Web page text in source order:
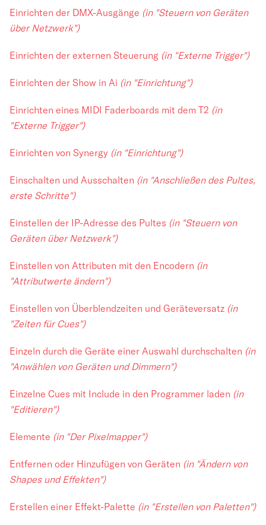
Einrichten der DMX-Ausgänge (in "Steuern von Geräten
über Netzwerk")
Einrichten der externen Steuerung (in "Externe Trigger")
Einrichten der Show in Ai (in "Einrichtung")
Einrichten eines MIDI Faderboards mit dem T2 (in
"Externe Trigger")
Einrichten von Synergy (in "Einrichtung")
Einschalten und Ausschalten (in "Anschließen des Pultes,
erste Schritte")
Einstellen der IP-Adresse des Pultes (in "Steuern von
Geräten über Netzwerk")
Einstellen von Attributen mit den Encodern (in
"Attributwerte ändern")
Einstellen von Überblendzeiten und Geräteversatz (in
"Zeiten für Cues")
Einzeln durch die Geräte einer Auswahl durchschalten (in
"Anwählen von Geräten und Dimmern")
Einzelne Cues mit Include in den Programmer laden (in
"Editieren")
Elemente (in "Der Pixelmapper")
Entfernen oder Hinzufügen von Geräten (in "Ändern von
Shapes und Effekten")
Erstellen einer Effekt-Palette (in "Erstellen von Paletten")